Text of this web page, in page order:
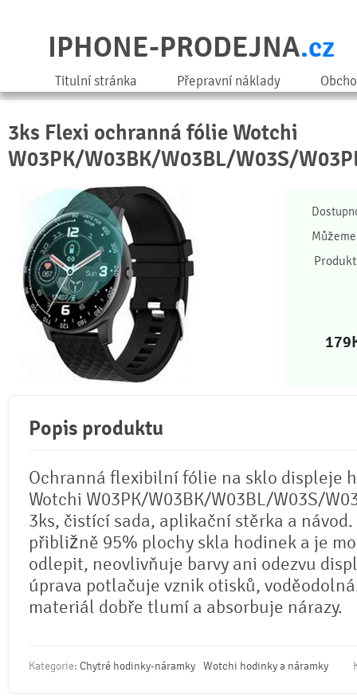
IPHONE-PRODEJNA.cz
Titulní stránka Přepravní náklady
3ks Flexi ochranná fólie Wotchi
W03PK/W03BK/W03BL/W03S/
179
Popis produktu
Ochranná flexibilní fólie na sklo displeje
Wotchi W03PK/W03BK/W03BL/W03S/
3ks, čistící sada, aplikační stěrka a
přibližně 95% plochy skla hodinek a je
odlepit, neovlivňuje barvy ani odezvu
úprava potlačuje vznik otisků,
materiál dobře tlumí a absorbuje nárazy.
Kategorie: Chytré hodinky-náramky Wotchi hodinky a náramky